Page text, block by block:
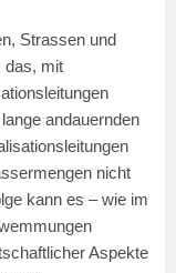
Strassen und
das, mit
andauernden
nicht
kann es – wie im
Aspekte